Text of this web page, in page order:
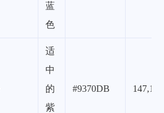
蓝
色
适
中
的
紫
#9370DB